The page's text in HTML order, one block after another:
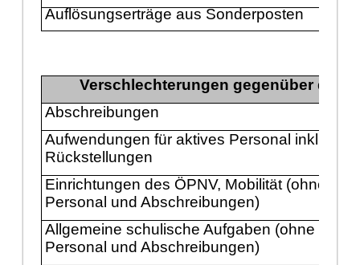
Auflösungserträge aus Sonderposten
Verschlechterungen gegenü ber den
Abschreibungen
Aufwendungen für aktives Personal inkl.
Rückstellungen
Einrichtungen des ÖPNV, Mobilität (ohne
Personal und Abschreibungen)
Allgemeine schulische Aufgaben (ohne
Personal und Abschreibungen)